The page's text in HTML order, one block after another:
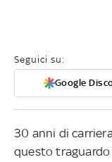
Seguici su:
Google
30 anni di
questo